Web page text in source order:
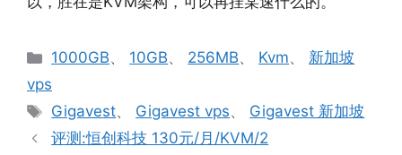
分
1000GB、 10GB、 256MB、 Kvm、 新加坡
vps
标
签
Gigavest、 Gigavest vps、 Gigavest 新加坡
评测:恒创科技 130元/月/KVM/2